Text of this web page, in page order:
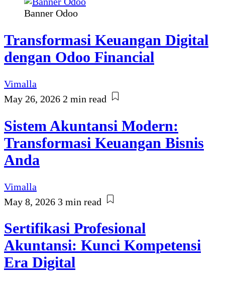
Banner Odoo
Transformasi Keuangan Digital
dengan Odoo Financial
Vimalla
May 26, 2026 2 min read
Sistem Akuntansi Modern:
Transformasi Keuangan Bisnis
Anda
Vimalla
May 8, 2026 3 min read
Sertifikasi Profesional
Akuntansi: Kunci Kompetensi
Era Digital